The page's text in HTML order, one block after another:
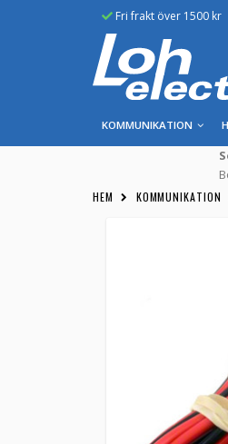
Fri frakt över 1500 kr
KOMMUNIKATION
HEM KOMMUNIKATION